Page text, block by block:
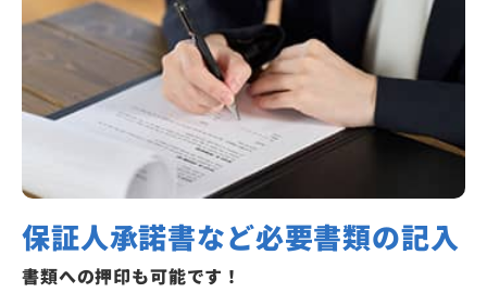
保証人承諾書など必要書類の記入
書類への押印も可能です！